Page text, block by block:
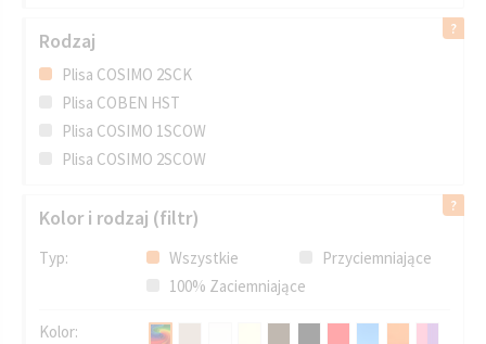
Rodzaj
Plisa COSIMO 2SCK
Plisa COBEN HST
Plisa COSIMO 1SCOW
Plisa COSIMO 2SCOW
Kolor i rodzaj (filtr)
Typ: Wszystkie
Przyciemniające
100% Zaciemniające
Kolor: